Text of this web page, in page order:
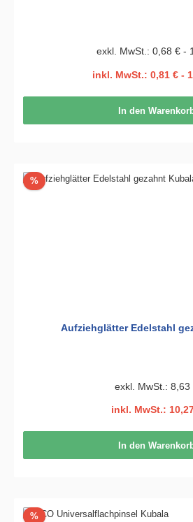
exkl. MwSt.: 0,68 € -
inkl. MwSt.: 0,81 € -
In den
%Rabatt
Aufziehglätter Edelstahl
exkl. MwSt.: 8,63
inkl. MwSt.:
In den
%Rabatt